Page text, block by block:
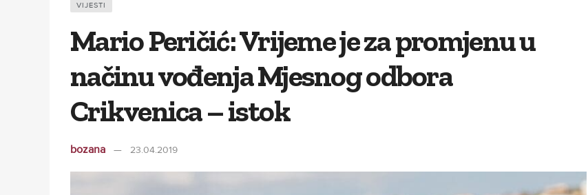
VIJESTI
Mario Peričić: Vrijeme je za promjenu u
načinu vođenja Mjesnog odbora
Crikvenica – istok
bozana 23.04.2019